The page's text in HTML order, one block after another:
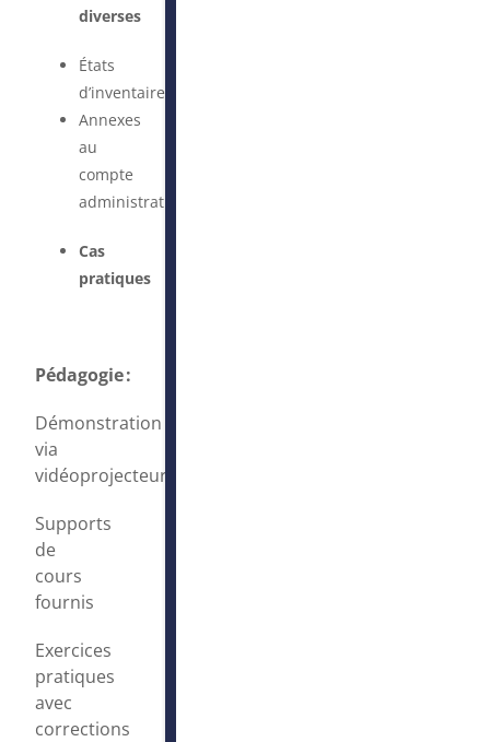
diverses
États
d’inventaire
Annexes
au
compte
administratif
Cas
pratiques
Pédagogie :
Démonstration
via
vidéoprojecteur
Supports
de
cours
fournis
Exercices
pratiques
avec
corrections